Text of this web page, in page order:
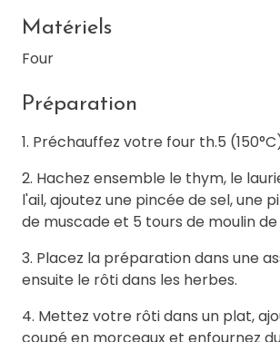
Matériels
Four
Préparation
1. Préchauffez votre four th.5
2. Hachez ensemble le thym, le
l'ail, ajoutez une pincée de sel, une
de muscade et 5 tours de moulin
3. Placez la préparation dans une
ensuite le rôti dans les herbes.
4. Mettez votre rôti dans un plat,